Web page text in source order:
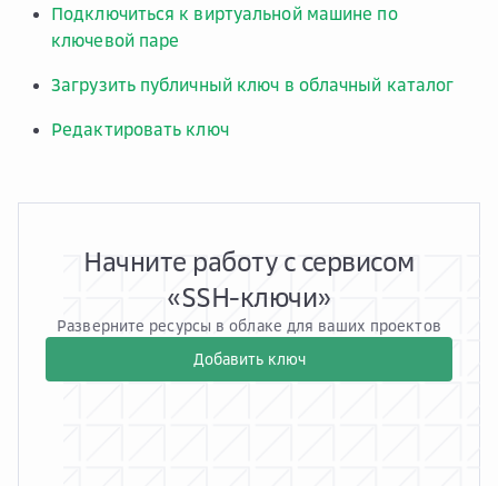
Подключиться к виртуальной машине по
ключевой паре
Загрузить публичный ключ в облачный каталог
Редактировать ключ
Начните работу с сервисом
«SSH-ключи»
Разверните ресурсы в облаке для ваших проектов
Добавить ключ